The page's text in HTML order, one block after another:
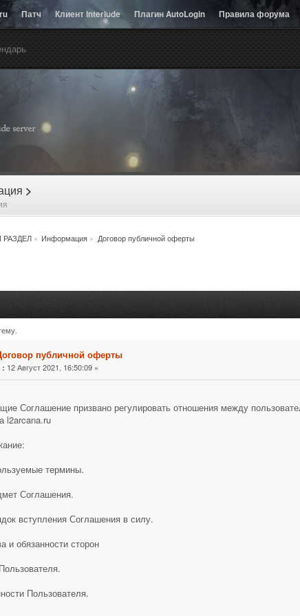
Патч Клиент Interlude Плагин AutoLogin Правила форума
>
» Информация » Договор публичной оферты
(Прочитано 15658 раз)
публичной оферты
: 12 Август 2021, 16:50:09 »
Соглашение призвано регулировать отношения между
l2arcana.ru
термины.
Соглашения.
вступления Соглашения в силу.
и обязанности сторон
Пользователя.